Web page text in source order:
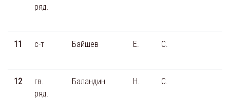
ряд.
11 с-т Байшев Е. С.
12
гв.
ряд.
Баландин Н. С.